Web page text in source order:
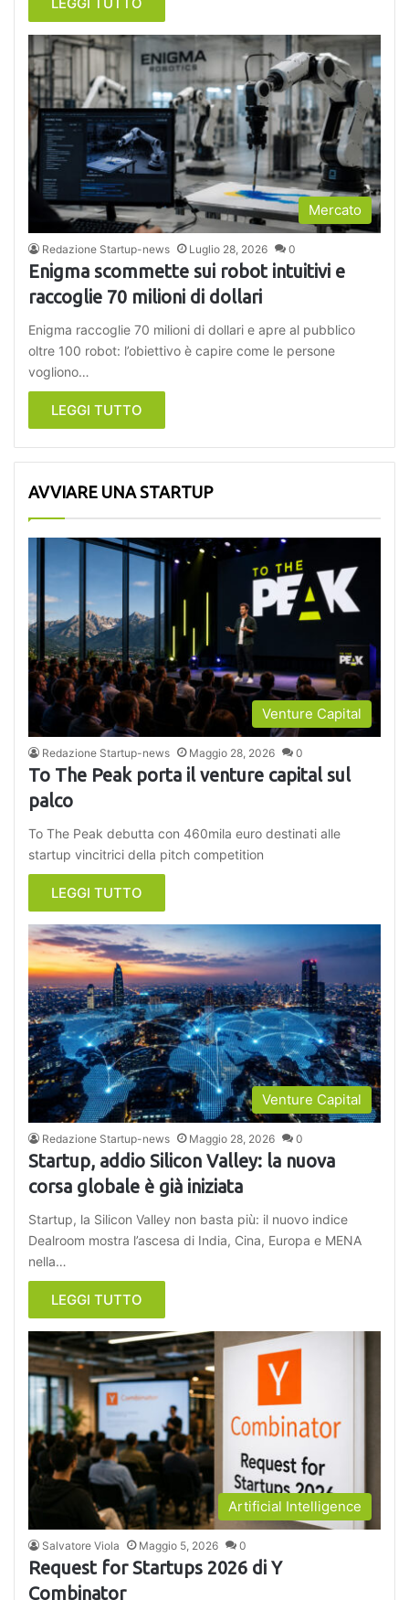
Mercato
Redazione Startup-news Luglio 28, 2026 0
Enigma scommette sui robot intuitivi e
raccoglie 70 milioni di dollari
Enigma raccoglie 70 milioni di dollari e apre al pubblico
oltre 100 robot: l’obiettivo è capire come le persone
vogliono…
LEGGI TUTTO
AVVIARE UNA STARTUP
Venture Capital
Redazione Startup-news Maggio 28, 2026 0
To The Peak porta il venture capital sul
palco
To The Peak debutta con 460mila euro destinati alle
startup vincitrici della pitch competition
LEGGI TUTTO
Venture Capital
Redazione Startup-news Maggio 28, 2026 0
Startup, addio Silicon Valley: la nuova
corsa globale è già iniziata
Startup, la Silicon Valley non basta più: il nuovo indice
Dealroom mostra l’ascesa di India, Cina, Europa e MENA
nella…
LEGGI TUTTO
Artificial Intelligence
Salvatore Viola Maggio 5, 2026 0
Request for Startups 2026 di Y
Combinator